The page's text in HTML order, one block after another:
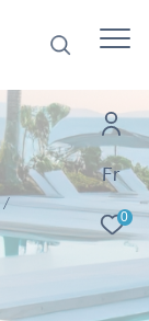
Fr
0